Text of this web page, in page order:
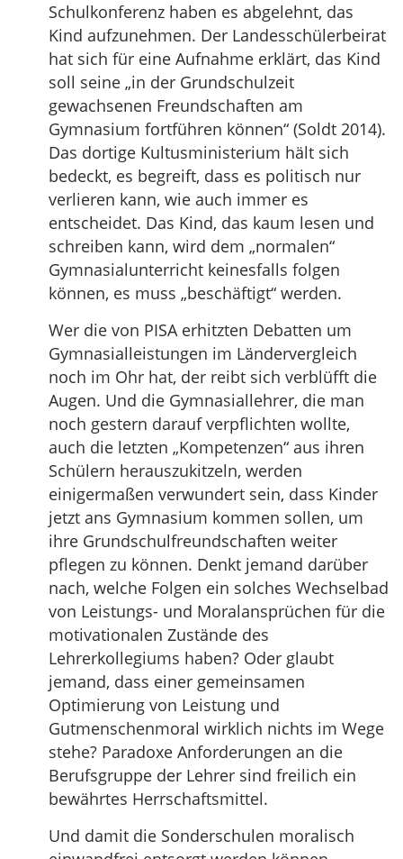
Schulkonferenz haben es abgelehnt, das
Kind aufzunehmen. Der Landesschülerbeirat
hat sich für eine Aufnahme erklärt, das Kind
soll seine „in der Grundschulzeit
gewachsenen Freundschaften am
Gymnasium fortführen können“ (Soldt 2014).
Das dortige Kultusministerium hält sich
bedeckt, es begreift, dass es politisch nur
verlieren kann, wie auch immer es
entscheidet. Das Kind, das kaum lesen und
schreiben kann, wird dem „normalen“
Gymnasialunterricht keinesfalls folgen
können, es muss „beschäftigt“ werden.
Wer die von PISA erhitzten Debatten um
Gymnasialleistungen im Ländervergleich
noch im Ohr hat, der reibt sich verblüfft die
Augen. Und die Gymnasiallehrer, die man
noch gestern darauf verpflichten wollte,
auch die letzten „Kompetenzen“ aus ihren
Schülern herauszukitzeln, werden
einigermaßen verwundert sein, dass Kinder
jetzt ans Gymnasium kommen sollen, um
ihre Grundschulfreundschaften weiter
pflegen zu können. Denkt jemand darüber
nach, welche Folgen ein solches Wechselbad
von Leistungs- und Moralansprüchen für die
motivationalen Zustände des
Lehrerkollegiums haben? Oder glaubt
jemand, dass einer gemeinsamen
Optimierung von Leistung und
Gutmenschenmoral wirklich nichts im Wege
stehe? Paradoxe Anforderungen an die
Berufsgruppe der Lehrer sind freilich ein
bewährtes Herrschaftsmittel.
Und damit die Sonderschulen moralisch